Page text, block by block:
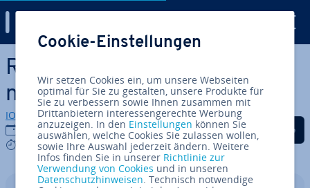
Zum Haupt­in­halt springen
Rück­stel­lun­gen im Rech­
nungs­we­sen einfach erklärt
IONOS Redaktion
09.04.2019
7 mins
Auf Facebook teilen
Auf Twitter teilen
Auf LinkedIn
Cookie-Einstellungen
Wir setzen Cookies ein, um unsere Webseiten
optimal für Sie zu gestalten, unsere Produkte für
Sie zu verbessern sowie Ihnen zusammen mit
Drittanbietern interessengerechte Werbung
anzuzeigen. In den Einstellungen können Sie
auswählen, welche Cookies Sie zulassen wollen,
sowie Ihre Auswahl jederzeit ändern. Weitere
Infos finden Sie in unserer Richtlinie zur
Verwendung von Cookies und in unseren
Datenschutzhinweisen. Technisch notwendige